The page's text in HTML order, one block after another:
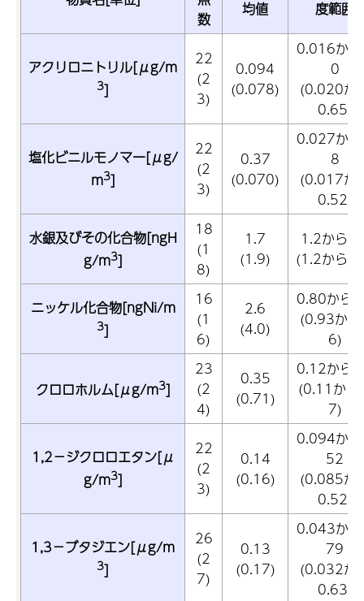
数
均値 度範囲
アクリロニトリル[μg/m
3]
22
(2
3)
0.094
(0.078)
0.016か
0
(0.020か
0.65)
塩化ビニルモノマー[μg/
m3]
22
(2
3)
0.37
(0.070)
0.027か
8
(0.017か
0.52)
水銀及びその化合物[ngH
g/m3]
18
(1
8)
1.7
(1.9)
1.2から
(1.2から
ニッケル化合物[ngNi/m
3]
16
(1
6)
2.6
(4.0)
0.80から
(0.93か
6)
クロロホルム[μg/m3]
23
(2
4)
0.35
(0.71)
0.12から
(0.11から
7)
1,2－ジクロロエタン[μ
g/m3]
22
(2
3)
0.14
(0.16)
0.094か
52
(0.085か
0.52)
1,3－ブタジエン[μg/m
3]
26
(2
7)
0.13
(0.17)
0.043か
79
(0.032か
0.63)